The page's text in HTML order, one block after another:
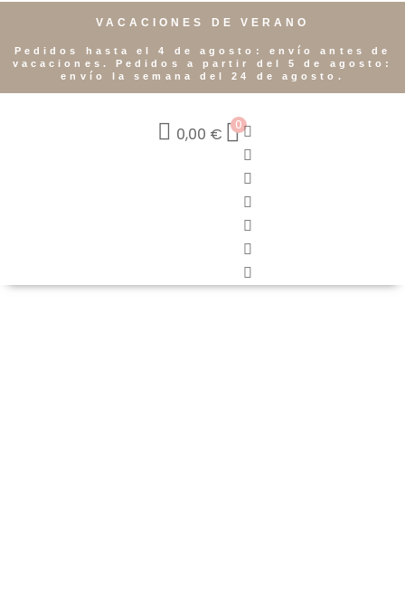
VACACIONES DE VERANO
Pedidos hasta el 4 de agosto: envío antes de
vacaciones. Pedidos a partir del 5 de agosto:
envío la semana del 24 de agosto.
0,00 € 0